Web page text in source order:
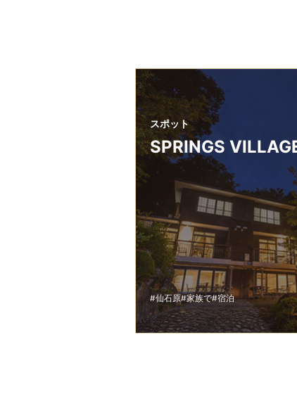
スポット
SPRINGS
#仙石原#家族で#宿泊